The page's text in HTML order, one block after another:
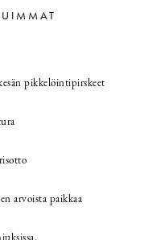
pikkelöintipirskeet
arvoista paikkaa